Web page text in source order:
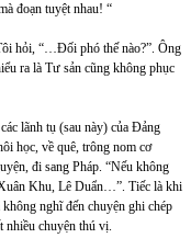
đoạn tuyệt nhau! “
hỏi, “…Đối phó thế nào?”. Ông
ra là Tư sản cũng không phục
lãnh tụ (sau này) của Đảng
học, về quê, trông nom cơ
đi sang Pháp. “Nếu không
Khu, Lê Duẩn…”. Tiếc là khi
nghĩ đến chuyện ghi chép
nhiều chuyện thú vị.